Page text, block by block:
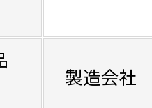
製造会社